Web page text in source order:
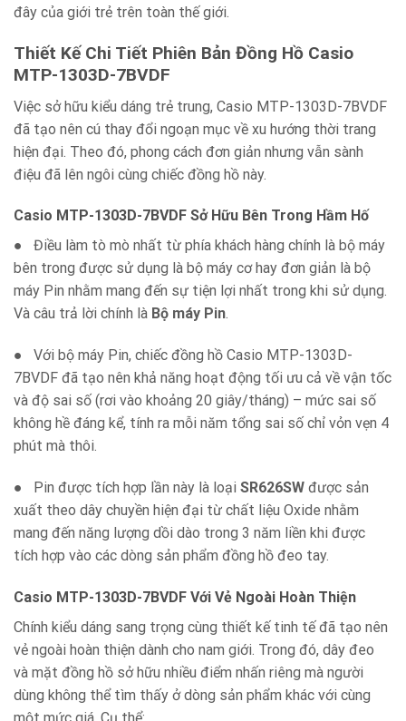
đây của giới trẻ trên toàn thế giới.
Thiết Kế Chi Tiết Phiên Bản Đồng Hồ Casio
MTP-1303D-7BVDF
Việc sở hữu kiểu dáng trẻ trung, Casio MTP-1303D-7BVDF
đã tạo nên cú thay đổi ngoạn mục về xu hướng thời trang
hiện đại. Theo đó, phong cách đơn giản nhưng vẫn sành
điệu đã lên ngôi cùng chiếc đồng hồ này.
Casio MTP-1303D-7BVDF Sở Hữu Bên Trong Hầm Hố
● Điều làm tò mò nhất từ phía khách hàng chính là bộ máy
bên trong được sử dụng là bộ máy cơ hay đơn giản là bộ
máy Pin nhằm mang đến sự tiện lợi nhất trong khi sử dụng.
Và câu trả lời chính là Bộ máy Pin.
● Với bộ máy Pin, chiếc đồng hồ Casio MTP-1303D-
7BVDF đã tạo nên khả năng hoạt động tối ưu cả về vận tốc
và độ sai số (rơi vào khoảng 20 giây/tháng) – mức sai số
không hề đáng kể, tính ra mỗi năm tổng sai số chỉ vỏn vẹn 4
phút mà thôi.
● Pin được tích hợp lần này là loại SR626SW được sản
xuất theo dây chuyền hiện đại từ chất liệu Oxide nhằm
mang đến năng lượng dồi dào trong 3 năm liền khi được
tích hợp vào các dòng sản phẩm đồng hồ đeo tay.
Casio MTP-1303D-7BVDF Với Vẻ Ngoài Hoàn Thiện
Chính kiểu dáng sang trọng cùng thiết kế tinh tế đã tạo nên
vẻ ngoài hoàn thiện dành cho nam giới. Trong đó, dây đeo
và mặt đồng hồ sở hữu nhiều điểm nhấn riêng mà người
dùng không thể tìm thấy ở dòng sản phẩm khác với cùng